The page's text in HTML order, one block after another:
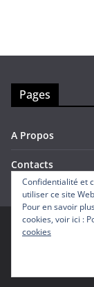
Pages
A Propos
Contacts
Confidentialité et
utiliser ce site
Pour en savoir
cookies, voir ici :
cookies